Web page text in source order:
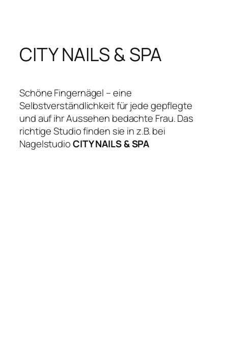
springen
CITY NAILS & SPA
Schöne Fingernägel – eine
Selbstverständlichkeit für jede gepflegte
und auf ihr Aussehen bedachte Frau. Das
richtige Studio finden sie in z.B. bei
NagelstudioCITY NAILS & SPA